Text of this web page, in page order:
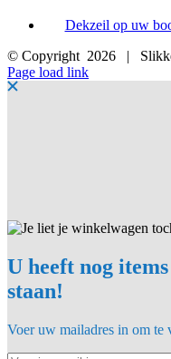
Dekzeil op uw
© Copyright 2026 |
Facebook
Instagram
LinkedIn
YouTube
X
E-
mail
Page load link
U heeft nog
staan!
Voer uw mailadres in om te